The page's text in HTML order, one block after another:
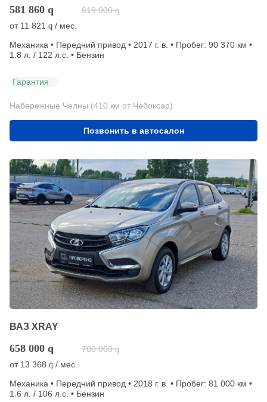
581 860 q 619 000 q
от 11 821 q / мес.
Механика • Передний привод • 2017 г. в. • Пробег: 90 370 км •
1.8 л. / 122 л.с. • Бензин
Гарантия
Набережные Челны (410 км от Чебоксар)
Позвонить в автосалон
ВАЗ XRAY
658 000 q 700 000 q
от 13 368 q / мес.
Механика • Передний привод • 2018 г. в. • Пробег: 81 000 км •
1.6 л. / 106 л.с. • Бензин